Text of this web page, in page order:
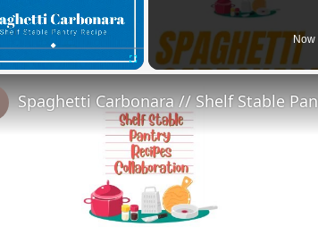
Now
Spaghetti Carbonara // Shelf Stable